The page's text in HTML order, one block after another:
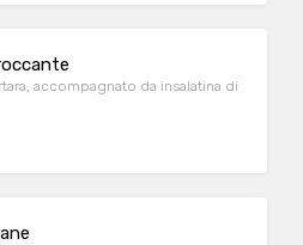
accompagnato da insalatina di